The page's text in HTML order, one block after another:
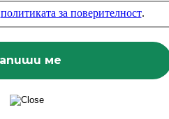
политиката за поверителност.